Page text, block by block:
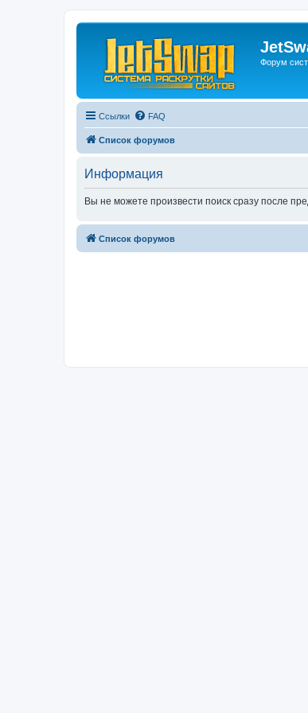
Форум
Ссылки FAQ
Список форумов
Информация
Вы не можете произвести поиск сразу после
Список форумов